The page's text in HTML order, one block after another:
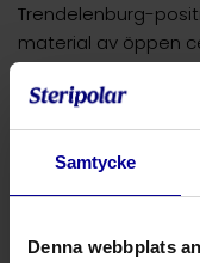
Samtycke
Denna webbplats
Trendelenburg-
material av öppen
minimerar risken
försedda med
till ökad
Pink Pad
draglakan